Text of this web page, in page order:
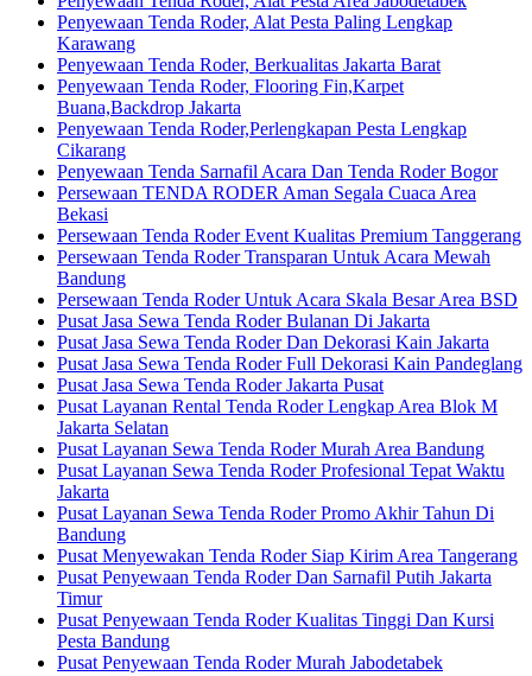
Penyewaan Tenda Roder, Alat Pesta Paling Lengkap
Karawang
Penyewaan Tenda Roder, Berkualitas Jakarta Barat
Penyewaan Tenda Roder, Flooring Fin,Karpet
Buana,Backdrop Jakarta
Penyewaan Tenda Roder,Perlengkapan Pesta Lengkap
Cikarang
Penyewaan Tenda Sarnafil Acara Dan Tenda Roder Bogor
Persewaan TENDA RODER Aman Segala Cuaca Area
Bekasi
Persewaan Tenda Roder Event Kualitas Premium Tanggerang
Persewaan Tenda Roder Transparan Untuk Acara Mewah
Bandung
Persewaan Tenda Roder Untuk Acara Skala Besar Area BSD
Pusat Jasa Sewa Tenda Roder Bulanan Di Jakarta
Pusat Jasa Sewa Tenda Roder Dan Dekorasi Kain Jakarta
Pusat Jasa Sewa Tenda Roder Full Dekorasi Kain Pandeglang
Pusat Jasa Sewa Tenda Roder Jakarta Pusat
Pusat Layanan Rental Tenda Roder Lengkap Area Blok M
Jakarta Selatan
Pusat Layanan Sewa Tenda Roder Murah Area Bandung
Pusat Layanan Sewa Tenda Roder Profesional Tepat Waktu
Jakarta
Pusat Layanan Sewa Tenda Roder Promo Akhir Tahun Di
Bandung
Pusat Menyewakan Tenda Roder Siap Kirim Area Tangerang
Pusat Penyewaan Tenda Roder Dan Sarnafil Putih Jakarta
Timur
Pusat Penyewaan Tenda Roder Kualitas Tinggi Dan Kursi
Pesta Bandung
Pusat Penyewaan Tenda Roder Murah Jabodetabek